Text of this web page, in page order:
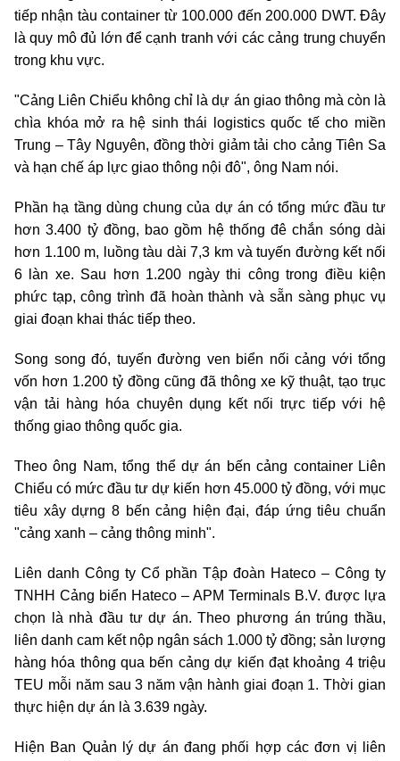
tiếp nhận tàu container từ 100.000 đến 200.000 DWT. Đây
là quy mô đủ lớn để cạnh tranh với các cảng trung chuyển
trong khu vực.
"Cảng Liên Chiểu không chỉ là dự án giao thông mà còn là
chìa khóa mở ra hệ sinh thái logistics quốc tế cho miền
Trung – Tây Nguyên, đồng thời giảm tải cho cảng Tiên Sa
và hạn chế áp lực giao thông nội đô", ông Nam nói.
Phần hạ tầng dùng chung của dự án có tổng mức đầu tư
hơn 3.400 tỷ đồng, bao gồm hệ thống đê chắn sóng dài
hơn 1.100 m, luồng tàu dài 7,3 km và tuyến đường kết nối
6 làn xe. Sau hơn 1.200 ngày thi công trong điều kiện
phức tạp, công trình đã hoàn thành và sẵn sàng phục vụ
giai đoạn khai thác tiếp theo.
Song song đó, tuyến đường ven biển nối cảng với tổng
vốn hơn 1.200 tỷ đồng cũng đã thông xe kỹ thuật, tạo trục
vận tải hàng hóa chuyên dụng kết nối trực tiếp với hệ
thống giao thông quốc gia.
Theo ông Nam, tổng thể dự án bến cảng container Liên
Chiểu có mức đầu tư dự kiến hơn 45.000 tỷ đồng, với mục
tiêu xây dựng 8 bến cảng hiện đại, đáp ứng tiêu chuẩn
"cảng xanh – cảng thông minh".
Liên danh Công ty Cổ phần Tập đoàn Hateco – Công ty
TNHH Cảng biển Hateco – APM Terminals B.V. được lựa
chọn là nhà đầu tư dự án. Theo phương án trúng thầu,
liên danh cam kết nộp ngân sách 1.000 tỷ đồng; sản lượng
hàng hóa thông qua bến cảng dự kiến đạt khoảng 4 triệu
TEU mỗi năm sau 3 năm vận hành giai đoạn 1. Thời gian
thực hiện dự án là 3.639 ngày.
Hiện Ban Quản lý dự án đang phối hợp các đơn vị liên